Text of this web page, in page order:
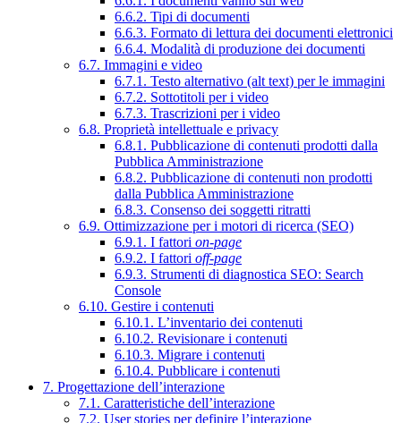
6.6.2. Tipi di documenti
6.6.3. Formato di lettura dei documenti elettronici
6.6.4. Modalità di produzione dei documenti
6.7. Immagini e video
6.7.1. Testo alternativo (alt text) per le immagini
6.7.2. Sottotitoli per i video
6.7.3. Trascrizioni per i video
6.8. Proprietà intellettuale e privacy
6.8.1. Pubblicazione di contenuti prodotti dalla
Pubblica Amministrazione
6.8.2. Pubblicazione di contenuti non prodotti
dalla Pubblica Amministrazione
6.8.3. Consenso dei soggetti ritratti
6.9. Ottimizzazione per i motori di ricerca (SEO)
6.9.1. I fattori on-page
6.9.2. I fattori off-page
6.9.3. Strumenti di diagnostica SEO: Search
Console
6.10. Gestire i contenuti
6.10.1. L’inventario dei contenuti
6.10.2. Revisionare i contenuti
6.10.3. Migrare i contenuti
6.10.4. Pubblicare i contenuti
7. Progettazione dell’interazione
7.1. Caratteristiche dell’interazione
7.2. User stories per definire l’interazione